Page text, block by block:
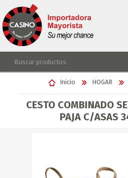
REGISTRARSE
LISTA DE DESEOS
Inicio HOGAR
CESTO COMBINADO
PAJA C/ASAS